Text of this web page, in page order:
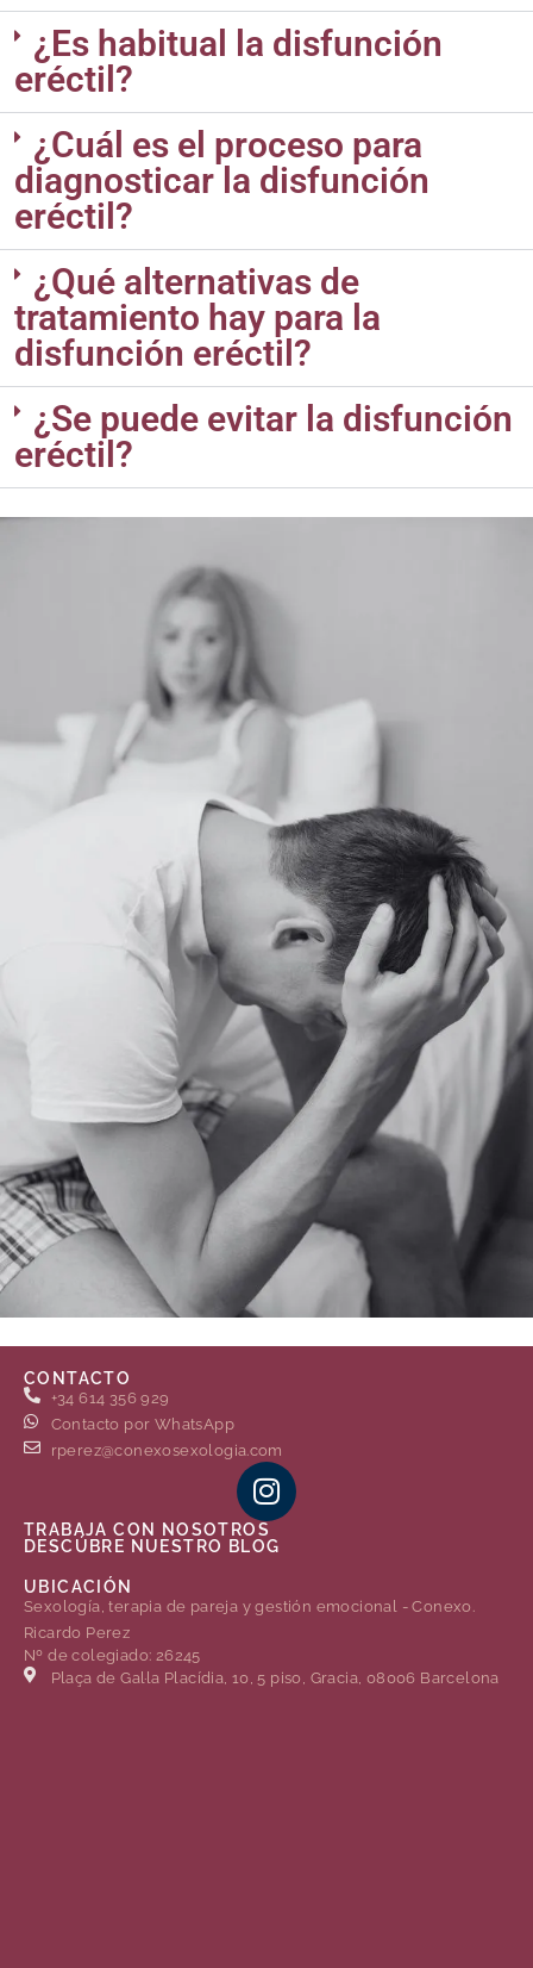
¿Es habitual la disfunción
eréctil?
¿Cuál es el proceso para
diagnosticar la disfunción
eréctil?
¿Qué alternativas de
tratamiento hay para la
disfunción eréctil?
¿Se puede evitar la disfunción
eréctil?
CONTACTO
+34 614 356 929
Contacto por WhatsApp
rperez@conexosexologia.com
TRABAJA CON NOSOTROS
DESCÚBRE NUESTRO BLOG
UBICACIÓN
Sexología, terapia de pareja y gestión emocional - Conexo.
Ricardo Perez
Nº de colegiado: 26245
Plaça de Gal·la Placídia, 10, 5 piso, Gracia, 08006 Barcelona